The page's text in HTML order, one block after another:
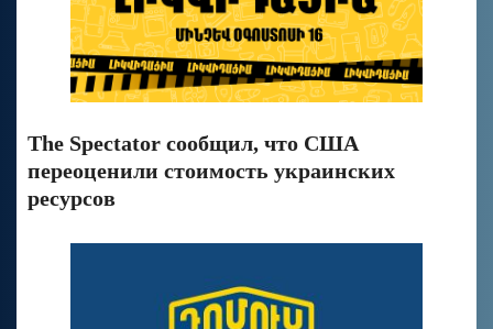
The Spectator сообщил, что США
переоценили стоимость украинских
ресурсов